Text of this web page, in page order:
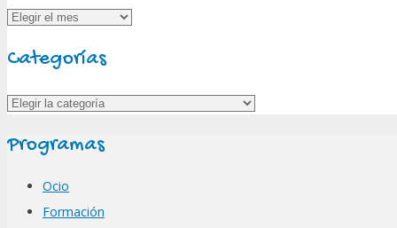
Archivos
Categorías
Categorías
Programas
Ocio
Formación